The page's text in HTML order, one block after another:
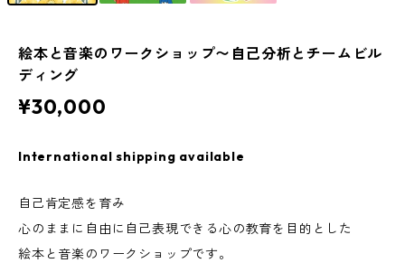
絵本と音楽のワークショップ〜自己分析とチームビル
ディング
¥30,000
International shipping available
自己肯定感を育み
心のままに自由に自己表現できる心の教育を目的とした
絵本と音楽のワークショップです。